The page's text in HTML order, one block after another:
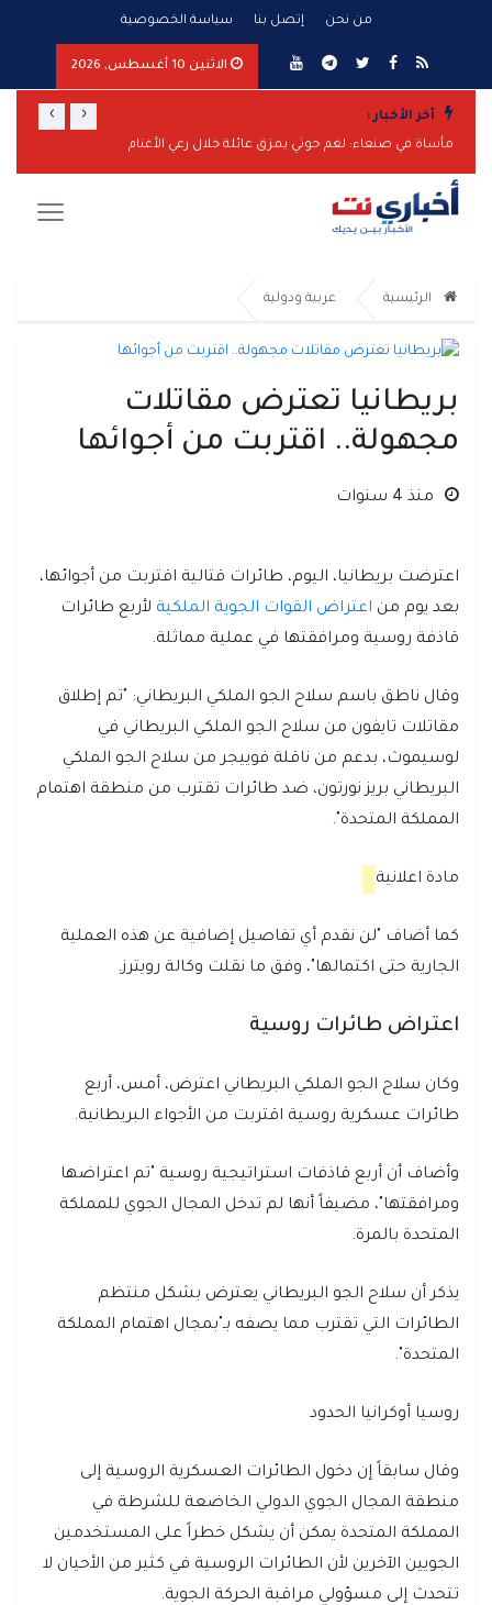
من نحن إتصل بنا سياسة الخصوصية
الاثنين 10 أغسطس, 2026
آخر الأخبار :
مأساة في صنعاء: لغم حوثي يمزق عائلة خلال رعي الأغنام
‹
›
الرئيسية عربية ودولية
بريطانيا تعترض مقاتلات
مجهولة.. اقتربت من أجوائها
منذ 4 سنوات
اعترضت بريطانيا، اليوم، طائرات قتالية اقتربت من أجوائها،
بعد يوم من اعتراض القوات الجوية الملكية لأربع طائرات
قاذفة روسية ومرافقتها في عملية مماثلة.
وقال ناطق باسم سلاح الجو الملكي البريطاني: "تم إطلاق
مقاتلات تايفون من سلاح الجو الملكي البريطاني في
لوسيموث، بدعم من ناقلة فوييجر من سلاح الجو الملكي
البريطاني بريز نورتون، ضد طائرات تقترب من منطقة اهتمام
المملكة المتحدة".
مادة اعلانية
كما أضاف "لن نقدم أي تفاصيل إضافية عن هذه العملية
الجارية حتى اكتمالها"، وفق ما نقلت وكالة رويترز.
اعتراض طائرات روسية
وكان سلاح الجو الملكي البريطاني اعترض، أمس، أربع
طائرات عسكرية روسية اقتربت من الأجواء البريطانية.
وأضاف أن أربع قاذفات استراتيجية روسية "تم اعتراضها
ومرافقتها"، مضيفاً أنها لم تدخل المجال الجوي للمملكة
المتحدة بالمرة.
يذكر أن سلاح الجو البريطاني يعترض بشكل منتظم
الطائرات التي تقترب مما يصفه بـ"بمجال اهتمام المملكة
المتحدة".
روسيا أوكرانيا الحدود
وقال سابقاً إن دخول الطائرات العسكرية الروسية إلى
منطقة المجال الجوي الدولي الخاضعة للشرطة في
المملكة المتحدة يمكن أن يشكل خطراً على المستخدمين
الجويين الآخرين لأن الطائرات الروسية في كثير من الأحيان لا
تتحدث إلى مسؤولي مراقبة الحركة الجوية.